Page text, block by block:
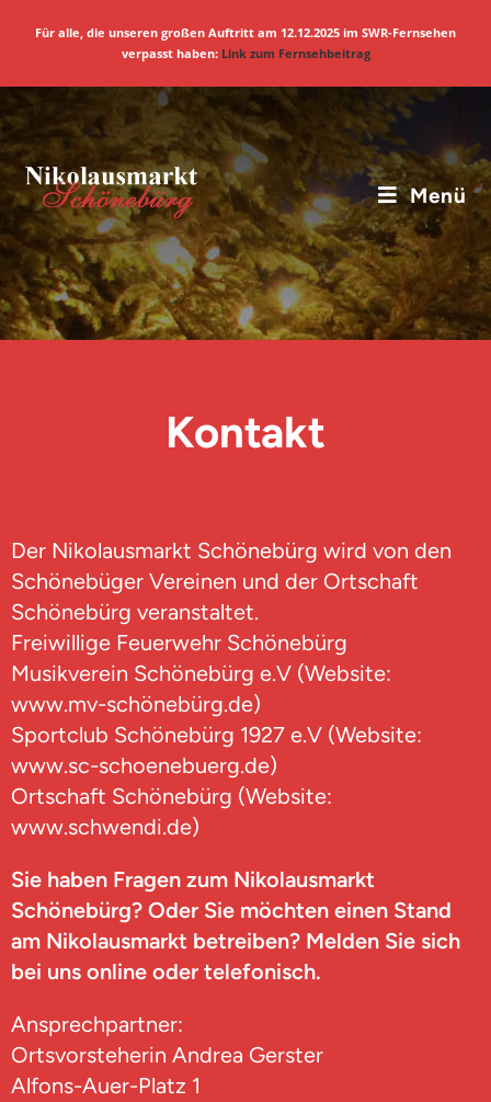
Für alle, die unseren großen Auftritt am 12.12.2025 im SWR-Fernsehen
verpasst haben: Link zum Fernsehbeitrag
Menü
Kontakt
Der Nikolausmarkt Schönebürg wird von den
Schönebüger Vereinen und der Ortschaft
Schönebürg veranstaltet.
Freiwillige Feuerwehr Schönebürg
Musikverein Schönebürg e.V (Website:
www.mv-schönebürg.de)
Sportclub Schönebürg 1927 e.V (Website:
www.sc-schoenebuerg.de)
Ortschaft Schönebürg (Website:
www.schwendi.de)
Sie haben Fragen zum Nikolausmarkt
Schönebürg? Oder Sie möchten einen Stand
am Nikolausmarkt betreiben? Melden Sie sich
bei uns online oder telefonisch.
Ansprechpartner:
Ortsvorsteherin Andrea Gerster
Alfons-Auer-Platz 1